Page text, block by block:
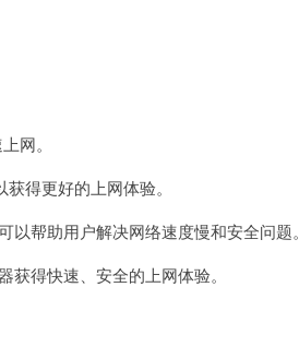
网。
得更好的上网体验。
帮助用户解决网络速度慢和安全问题。
得快速、安全的上网体验。